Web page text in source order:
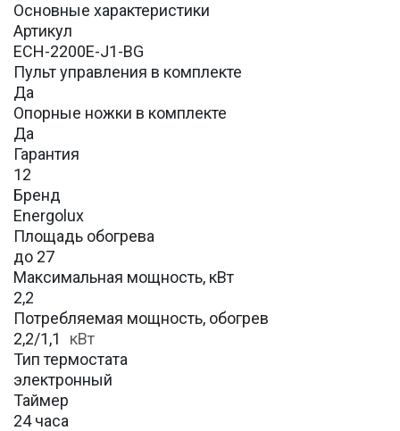
Основные характеристики
Артикул
ECH-2200E-J1-BG
Пульт управления в комплекте
Да
Опорные ножки в комплекте
Да
Гарантия
12
Бренд
Energolux
Площадь обогрева
до 27
Максимальная мощность, кВт
2,2
Потребляемая мощность, обогрев
2,2/1,1
кВт
Тип термостата
электронный
Таймер
24 часа